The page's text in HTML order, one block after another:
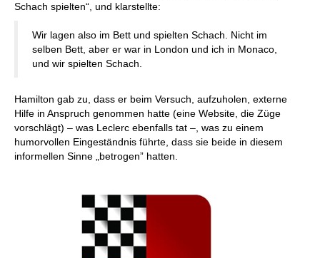
Gewinnplänen und der Dominanz im Endspiel.
Begrenzung
Schach spielten“, und klarstellte:
Wir lagen also im Bett und spielten Schach. Nicht im
selben Bett, aber er war in London und ich in Monaco,
und wir spielten Schach.
Hamilton gab zu, dass er beim Versuch, aufzuholen, externe
Hilfe in Anspruch genommen hatte (eine Website, die Züge
vorschlägt) – was Leclerc ebenfalls tat –, was zu einem
humorvollen Eingeständnis führte, dass sie beide in diesem
informellen Sinne „betrogen” hatten.